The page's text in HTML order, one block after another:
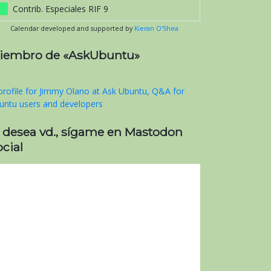
Contrib. Especiales RIF 9
Calendar developed and supported by Kieran O'Shea
de «AskUbuntu»
desea vd., sígame en Mastodon